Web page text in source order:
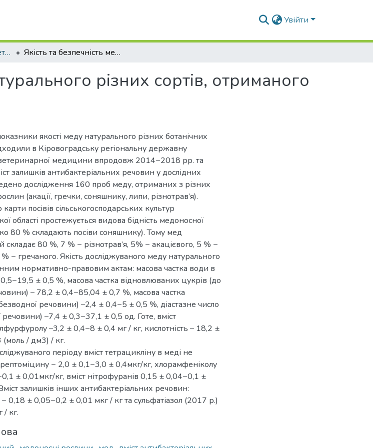
Увійти
Український часопис ветеринарних наук Якість та безпечність меду натурального різних сортів, отриманого В Кіровоградській області
різних сортів, отриманого
якості меду натурального різних ботанічних
в Кіровоградську регіональну державну
медицини впродовж 2014−2018 рр. та
залишків антибактеріальних речовин у дослідних
дослідження 160 проб меду, отриманих з різних
(акації, гречки, соняшнику, липи, різнотрав’я).
посівів сільськогосподарських культур
області простежується видова бідність медоносної
80 % складають посіви соняшнику). Тому мед
80 %, 7 % − різнотрав’я, 5% − акацієвого, 5 % −
− гречаного. Якість досліджуваного меду натурального
нормативно-правовим актам: масова частка води в
± 0,5 %, масова частка відновлюваних цукрів (до
– 78,2 ± 0,4−85,04 ± 0,7 %, масова частка
речовини) –2,4 ± 0,4−5 ± 0,5 %, діастазне число
речовини) –7,4 ± 0,3−37,1 ± 0,5 од. Готе, вміст
–3,2 ± 0,4−8 ± 0,4 мг / кг, кислотність – 18,2 ±
/ дм3) / кг.
періоду вміст тетрацикліну в меді не
− 2,0 ± 0,1−3,0 ± 0,4мкг/кг, хлорамфеніколу
± 0,01мкг/кг, вміст нітрофуранів 0,15 ± 0,04−0,1 ±
залишків інших антибактеріальних речовин:
0,18 ± 0,05−0,2 ± 0,01 мкг / кг та сульфатіазол (2017 р.)
/ кг.